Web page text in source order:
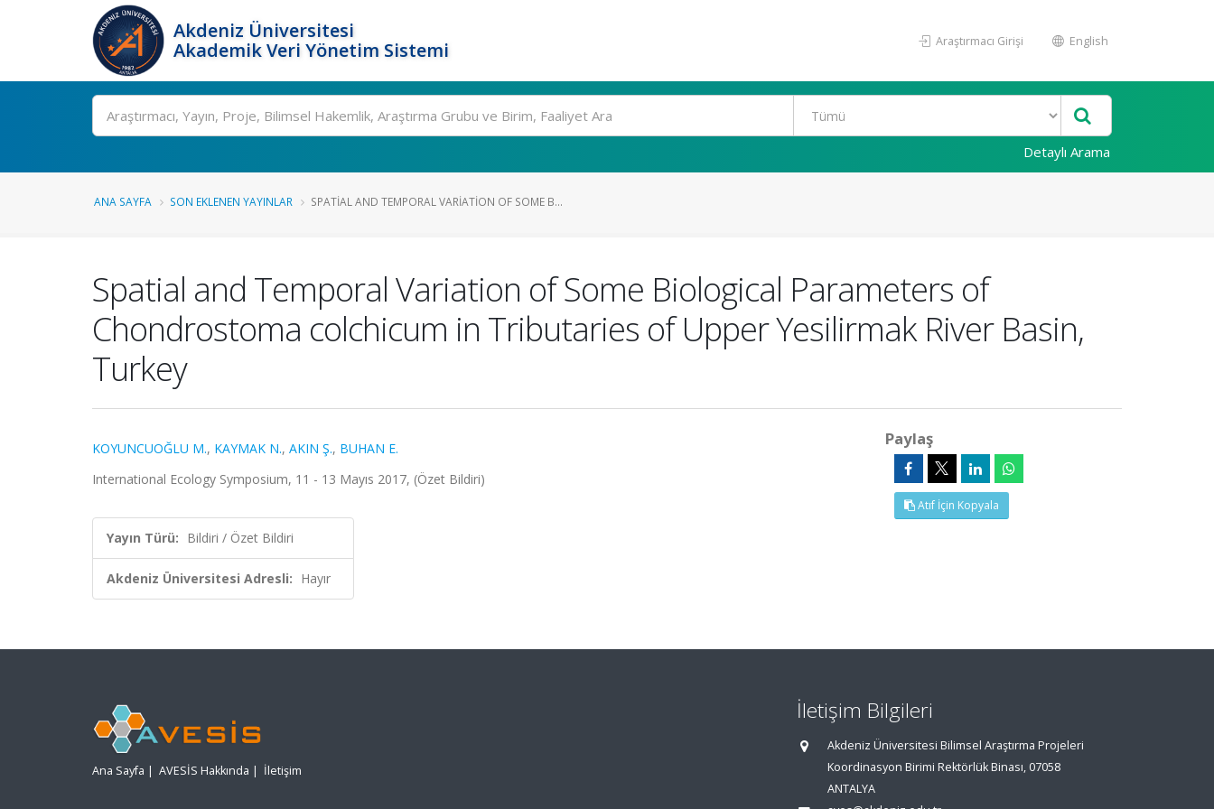
Akdeniz Üniversitesi
Akademik Veri Yönetim Sistemi
Araştırmacı Girişi English
Ara
Detaylı Arama
ANA SAYFA SON EKLENEN YAYINLAR SPATIAL AND TEMPORAL VARIATION OF SOME B...
Spatial and Temporal Variation of Some Biological Parameters of
Chondrostoma colchicum in Tributaries of Upper Yesilirmak River Basin,
Turkey
KOYUNCUOĞLU M., KAYMAK N., AKIN Ş., BUHAN E.
International Ecology Symposium, 11 - 13 Mayıs 2017, (Özet Bildiri)
Yayın Türü: Bildiri / Özet Bildiri
Akdeniz Üniversitesi Adresli: Hayır
Paylaş
Atıf İçin Kopyala
Ana Sayfa | AVESİS Hakkında | İletişim
İletişim Bilgileri
Akdeniz Üniversitesi Bilimsel Araştırma Projeleri
Koordinasyon Birimi Rektörlük Binası, 07058
ANTALYA